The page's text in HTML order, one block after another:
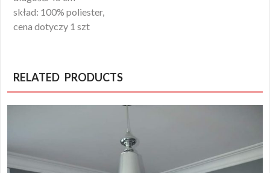
skład: 100% poliester,
cena dotyczy 1 szt
RELATED PRODUCTS